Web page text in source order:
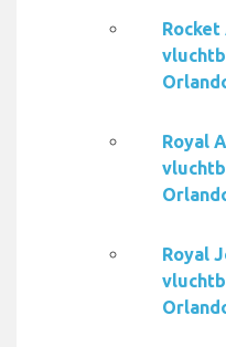
Royal
Royal